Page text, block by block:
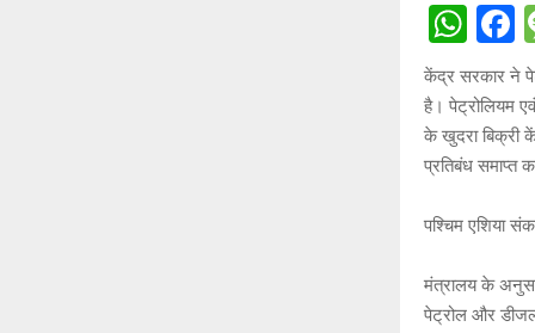
W
h
at
s
A
p
F
a
b
o
o
केंद्र सरकार ने
है। पेट्रोलियम
के खुदरा बिक्री
प्रतिबंध समाप्त
पश्चिम एशिया
मंत्रालय के
पेट्रोल और